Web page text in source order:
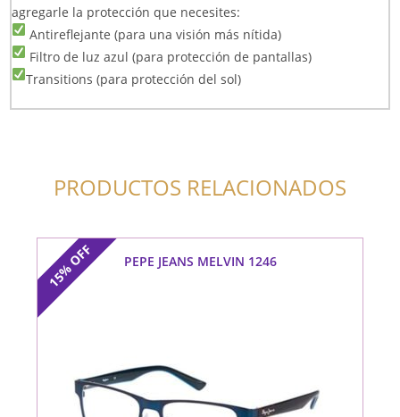
agregarle la protección que necesites:
Antireflejante (para una visión más nítida)
Filtro de luz azul (para protección de pantallas)
Transitions (para protección del sol)
PRODUCTOS RELACIONADOS
15%
OFF PEPE JEANS MELVIN 1246